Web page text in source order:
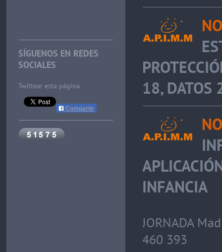
SÍGUENOS EN REDES
SOCIALES
Twittear esta página
Compartir
18, DATOS
INFANCIA
JORNADA
460 393